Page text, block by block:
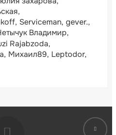
Serviceman gever.
Владимир
Rajabzoda
Михаил89 Leptodor